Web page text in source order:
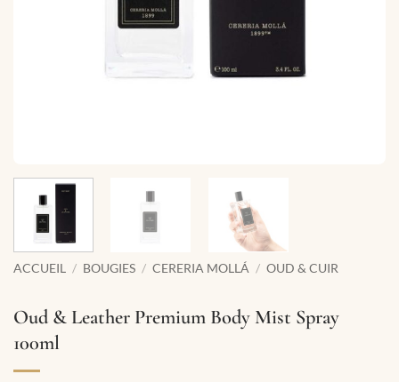
ACCUEIL / BOUGIES / CERERIA MOLLÁ / OUD & CUIR
Oud & Leather Premium Body Mist Spray
100ml